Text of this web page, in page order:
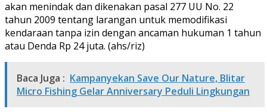
akan menindak dan dikenakan pasal 277 UU No. 22
tahun 2009 tentang larangan untuk memodifikasi
kendaraan tanpa izin dengan ancaman hukuman 1 tahun
atau Denda Rp 24 juta. (ahs/riz)
Baca Juga : Kampanyekan Save Our Nature, Blitar
Micro Fishing Gelar Anniversary Peduli Lingkungan